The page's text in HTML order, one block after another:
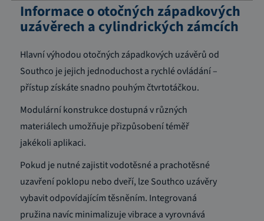
Informace o otočných západkových
uzávěrech a cylindrických zámcích
Hlavní výhodou otočných západkových uzávěrů od
Southco je jejich jednoduchost a rychlé ovládání –
přístup získáte snadno pouhým čtvrtotáčkou.
Modulární konstrukce dostupná v různých
materiálech umožňuje přizpůsobení téměř
jakékoli aplikaci.
Pokud je nutné zajistit vodotěsné a prachotěsné
uzavření poklopu nebo dveří, lze Southco uzávěry
vybavit odpovídajícím těsněním. Integrovaná
pružina navíc minimalizuje vibrace a vyrovnává